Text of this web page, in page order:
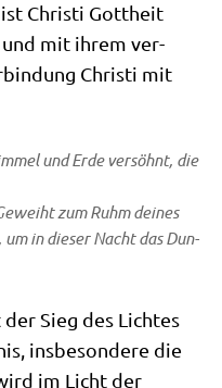
Chri­sti Gott­heit
und mit ihrem ver­
Chri­sti mit
und Erde ver­söhnt, die
zum Ruhm dei­nes
in die­ser Nacht das Dun­
Sieg des Lich­tes
ins­be­son­de­re die
im Licht der